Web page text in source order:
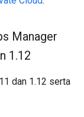
Manager
1 .12
dan 1.12 serta